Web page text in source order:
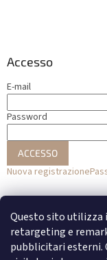
Questo sito utilizza
retargeting e
pubblicitari esterni.
Accesso
E-mail
Password
ACCESSO
Nuova registrazione